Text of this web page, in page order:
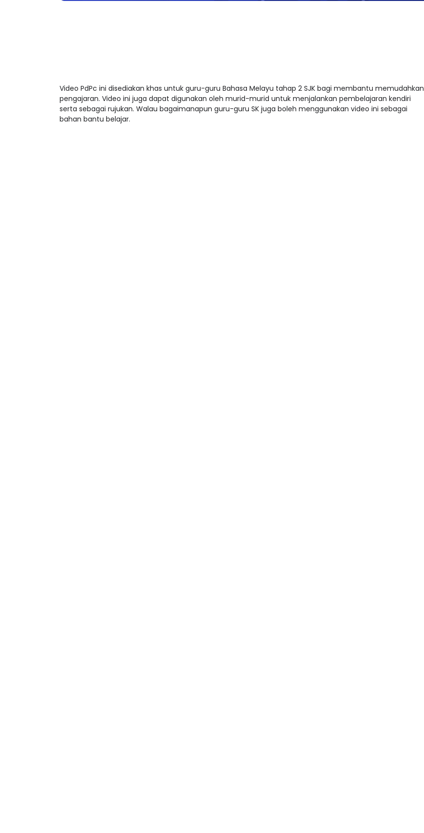
Video PdPc ini disediakan khas untuk guru-guru Bahasa Melayu tahap 2 SJK bagi membantu memudahkan
pengajaran. Video ini juga dapat digunakan oleh murid-murid untuk menjalankan pembelajaran kendiri
serta sebagai rujukan. Walau bagaimanapun guru-guru SK juga boleh menggunakan video ini sebagai
bahan bantu belajar.